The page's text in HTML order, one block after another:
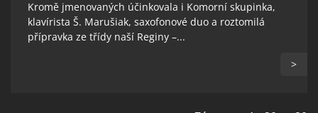
Kromě jmenovaných účinkovala i Komorní skupinka,
klavírista Š. Marušiak, saxofonové duo a roztomilá
přípravka ze třídy naší Reginy –...
>